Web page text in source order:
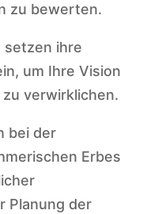
zu bewerten.
setzen ihre
um Ihre Vision
verwirklichen.
bei der
Erbes
Planung der